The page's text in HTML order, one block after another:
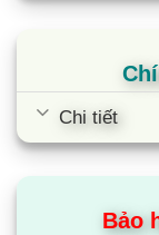
Chi tiết
Bảo